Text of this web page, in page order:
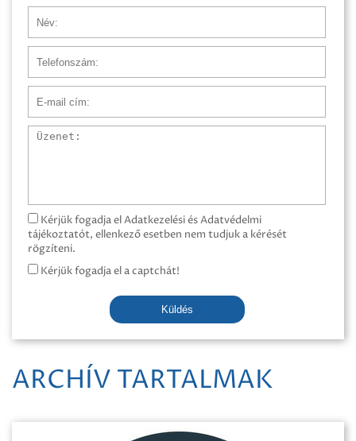
Üzenet
Kérjük fogadja el Adatkezelési és Adatvédelmi
tájékoztatót, ellenkező esetben nem tudjuk a kérését
rögzíteni.
Kérjük fogadja el a captchát!
Küldés
ARCHÍV TARTALMAK